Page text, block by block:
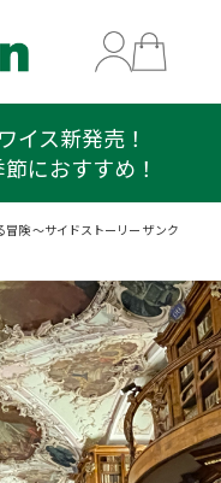
ーン！
ワイス 50g
～サイドストーリー ザンク